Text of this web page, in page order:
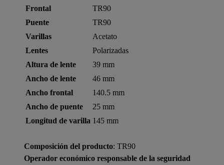
Frontal
TR90
Puente
TR90
Varillas
Acetato
Lentes
Polarizadas
Altura de lente
39 mm
Ancho de lente
46 mm
Ancho frontal
140.5 mm
Ancho de puente
25 mm
Longitud de varilla 145 mm
Composición del producto: TR90
Operador económico responsable de la seguridad